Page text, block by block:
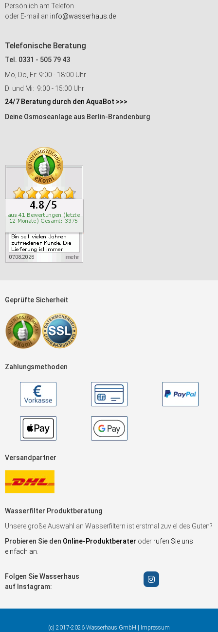
Persönlich am Telefon
oder E-mail an info@wasserhaus.de
Telefonische Beratung
Tel. 0331 - 505 79 43
Mo, Do, Fr: 9:00 - 18:00 Uhr
Di und Mi: 9:00 - 15:00 Uhr
24/7 Beratung durch den AquaBot >>>
Deine Osmoseanlage aus Berlin-Brandenburg
Geprüfte Sicherheit
Zahlungsmethoden
Versandpartner
Wasserfilter Produktberatung
Unsere große Auswahl an Wasserfiltern ist erstmal zuviel des Guten?
Probieren Sie den Online-Produktberater oder rufen Sie uns
einfach an.
Folgen Sie Wasserhaus
auf Instagram:
(c) 2017-2026 Wasserhaus GmbH | Impressum